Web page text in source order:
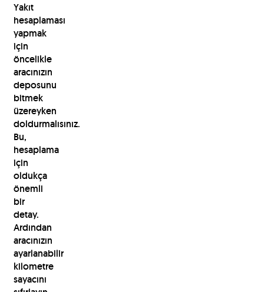
Yakıt
hesaplaması
yapmak
için
öncelikle
aracınızın
deposunu
bitmek
üzereyken
doldurmalısınız.
Bu,
hesaplama
için
oldukça
önemli
bir
detay.
Ardından
aracınızın
ayarlanabilir
kilometre
sayacını